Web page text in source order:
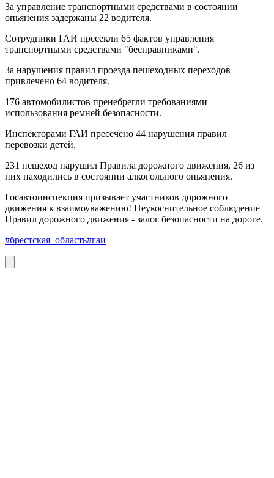
За управление транспортными средствами в состоянии
опьянения задержаны 22 водителя.
Сотрудники ГАИ пресекли 65 фактов управления
транспортными средствами "бесправниками".
За нарушения правил проезда пешеходных переходов
привлечено 64 водителя.
176 автомобилистов пренебрегли требованиями
использования ремней безопасности.
Инспекторами ГАИ пресечено 44 нарушения правил
перевозки детей.
231 пешеход нарушил Правила дорожного движения, 26 из
них находились в состоянии алкогольного опьянения.
Госавтоинспекция призывает участников дорожного
движения к взаимоуважению! Неукоснительное соблюдение
Правил дорожного движения - залог безопасности на дороге.
#брестская_область#гаи